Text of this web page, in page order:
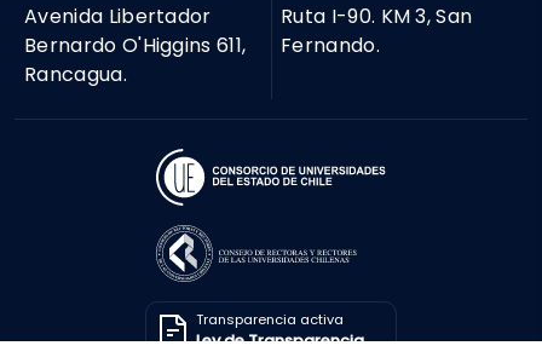
Avenida Libertador
Bernardo O'Higgins 611,
Rancagua.
Ruta I-90. KM 3, San
Fernando.
Transparencia activa
Ley de Transparencia